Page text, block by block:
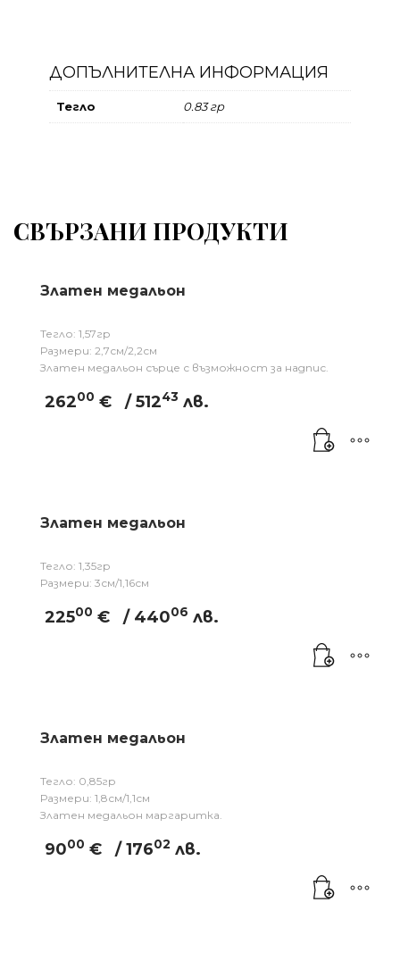
ДОПЪЛНИТЕЛНА ИНФОРМАЦИЯ
Тегло 0.83 гр
СВЪРЗАНИ ПРОДУКТИ
Златен медальон
Тегло: 1,57гр
Размери: 2,7см/2,2см
Златен медальон сърце с възможност за надпис.
26200 € / 51243 лв.
Златен медальон
Тегло: 1,35гр
Размери: 3см/1,16см
22500 € / 44006 лв.
Златен медальон
Тегло: 0,85гр
Размери: 1,8см/1,1см
Златен медальон маргаритка.
9000 € / 17602 лв.